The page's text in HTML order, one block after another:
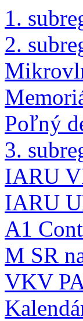
1.
2.
Poľný
3.
IARU
IARU
A1
M SR
VKV